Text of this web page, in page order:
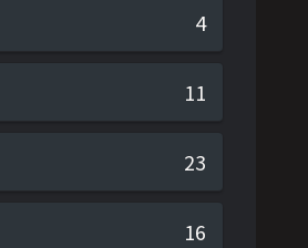
4
11
23
16